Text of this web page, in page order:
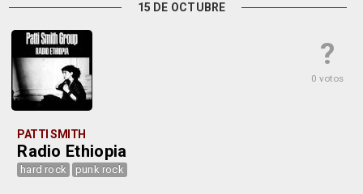
15 DE OCTUBRE
?
0 votos
PATTI SMITH
Radio Ethiopia
hard rock punk rock